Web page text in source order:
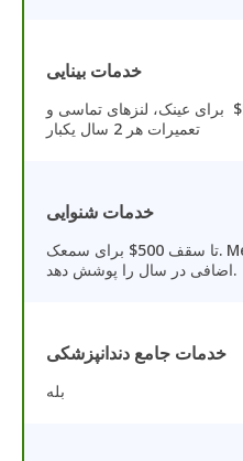
خدمات بینایی
معاینه سالانه و تا سقف 500$ برای عینک، لنزهای تماسی و
خدمات شنوایی
تا سقف 500$ برای سمعک. Medi-Cal ممکن است تا 1510$
اضافی در سال را پوشش دهد.
خدمات جامع دندانپزشکی
بله